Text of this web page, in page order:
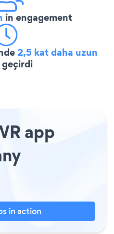
in engagement
2,5 kat daha uzun
app
in action